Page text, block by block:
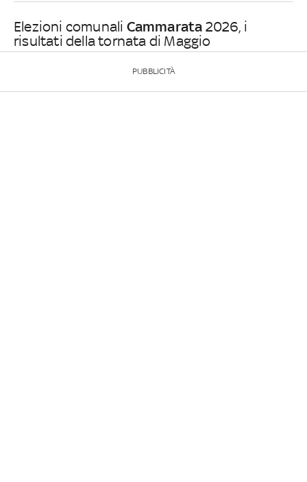
Elezioni comunali Cammarata 2026, i
risultati della tornata di Maggio
PUBBLICITÀ